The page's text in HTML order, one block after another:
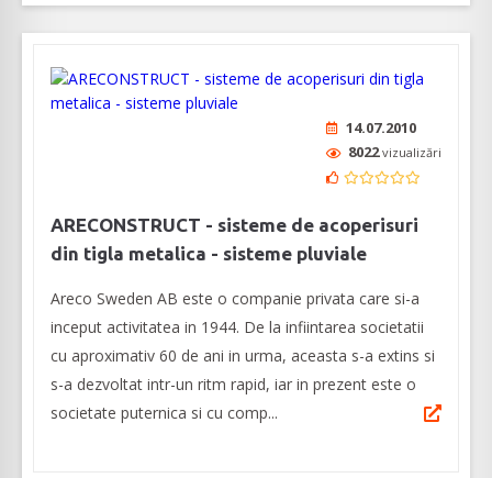
14.07.2010
8022vizualizări
ARECONSTRUCT - sisteme de acoperisuri
din tigla metalica - sisteme pluviale
Areco Sweden AB este o companie privata care si-a
inceput activitatea in 1944. De la infiintarea societatii
cu aproximativ 60 de ani in urma, aceasta s-a extins si
s-a dezvoltat intr-un ritm rapid, iar in prezent este o
societate puternica si cu comp...